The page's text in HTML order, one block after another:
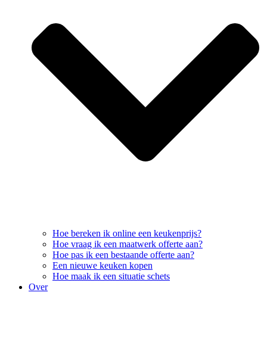
Hoe bereken ik online een keukenprijs?
Hoe vraag ik een maatwerk offerte aan?
Hoe pas ik een bestaande offerte aan?
Een nieuwe keuken kopen
Hoe maak ik een situatie schets
Over